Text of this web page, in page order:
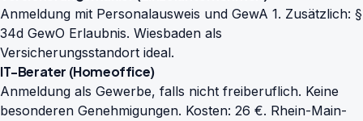
Anmeldung mit Personalausweis und GewA 1. Zusätzlich: §
34d GewO Erlaubnis. Wiesbaden als
Versicherungsstandort ideal.
IT-Berater (Homeoffice)
Anmeldung als Gewerbe, falls nicht freiberuflich. Keine
besonderen Genehmigungen. Kosten: 26 €. Rhein-Main-